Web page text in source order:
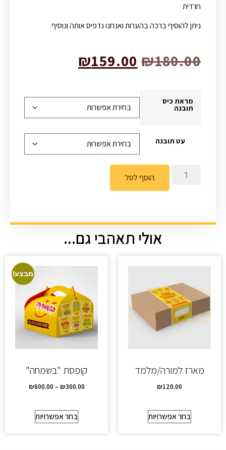
חרדית
ניתן להוסיף ברכה בהערות ואנחנו נדפיס אותה ונוסיף.
₪180.00
₪159.00
מראת כיס
תובנה
עט תובנה
הוסף לסל
אולי תאהבי גם...
מארז למורה/מלמד
₪120.00
בחר אפשרויות
מבצע!
קופסת "בשמחה"
₪300.00
–
₪600.00
בחר אפשרויות